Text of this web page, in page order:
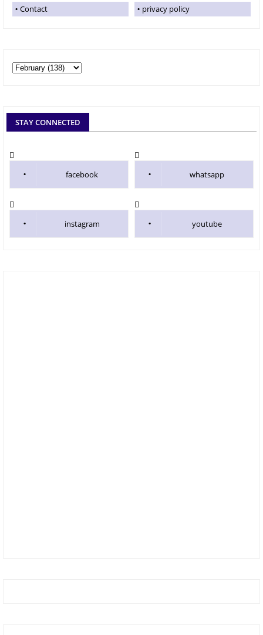
Contact privacy policy
STAY CONNECTED
facebook whatsapp
instagram youtube